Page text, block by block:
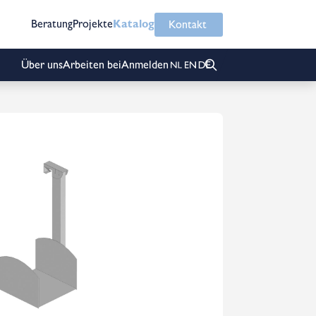
BeratungProjekteKatalog Kontakt
Über unsArbeiten beiAnmelden